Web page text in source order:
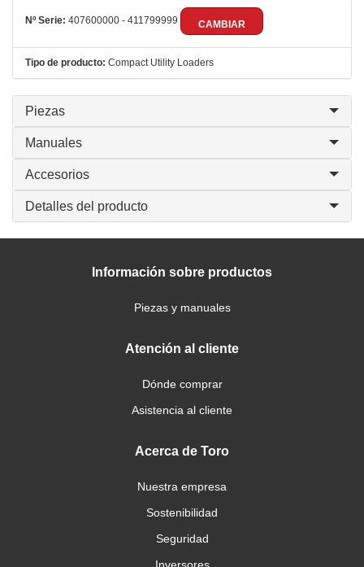
Nº Serie: 407600000 - 411799999 CAMBIAR
Tipo de producto: Compact Utility Loaders
Piezas
Manuales
Accesorios
Detalles del producto
Información sobre productos
Piezas y manuales
Atención al cliente
Dónde comprar
Asistencia al cliente
Acerca de Toro
Nuestra empresa
Sostenibilidad
Seguridad